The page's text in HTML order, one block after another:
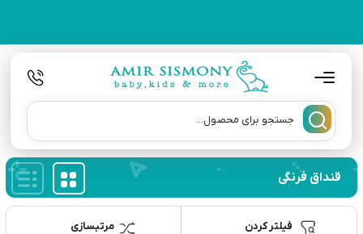
قنداق فرنگی
مرتبسازی فیلتر کردن